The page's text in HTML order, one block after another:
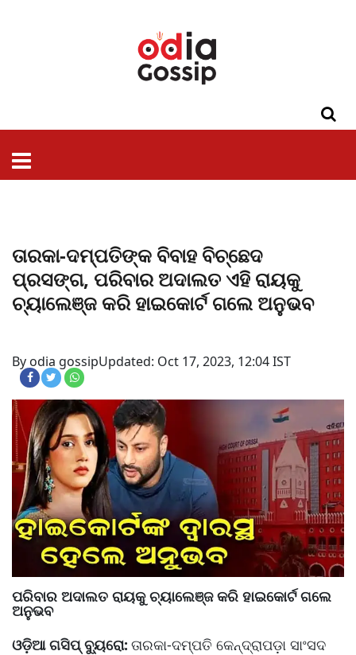
ତାରକା-ଦମ୍ପତିଙ୍କ ବିବାହ ବିଚ୍ଛେଦ
ପ୍ରସଙ୍ଗ, ପରିବାର ଅଦାଲତ ଏହି ରାୟକୁ
ଚ୍ୟାଲେଞ୍ଜ କରି ହାଇକୋର୍ଟ ଗଲେ ଅନୁଭବ
By odia gossipUpdated: Oct 17, 2023, 12:04 IST
ପରିବାର ଅଦାଲତ ରାୟକୁ ଚ୍ୟାଲେଞ୍ଜ କରି ହାଇକୋର୍ଟ ଗଲେ
ଅନୁଭବ
ଓଡ଼ିଆ ଗସିପ୍ ବ୍ୟୁରୋ: ତାରକା-ଦମ୍ପତି କେନ୍ଦ୍ରାପଡ଼ା ସାଂସଦ